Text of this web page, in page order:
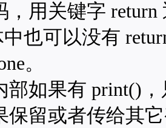
，用关键字
也可以没有
。
部如果有 print()
保留或者传给其